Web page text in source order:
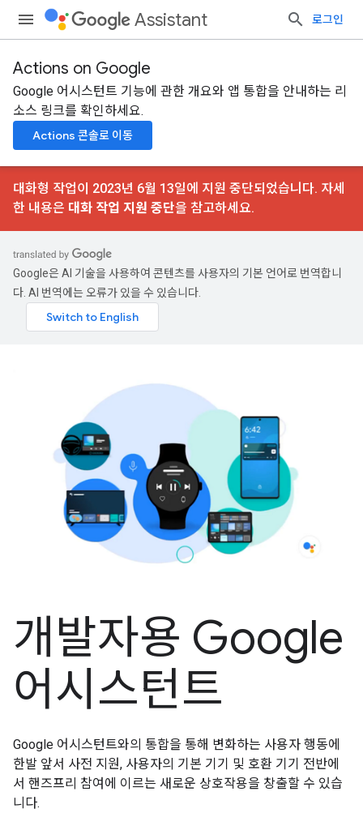
Assistant 로그인
Actions on Google
Google 어시스턴트 기능에 관한 개요와 앱 통합을 안내하는 리
소스 링크를 확인하세요.
Actions 콘솔로 이동
대화형 작업이 2023년 6월 13일에 지원 중단되었습니다. 자세
한 내용은 대화 작업 지원 중단을 참고하세요.
Google은 AI 기술을 사용하여 콘텐츠를 사용자의 기본 언어로 번역합니
다. AI 번역에는 오류가 있을 수 있습니다.
개발자용 Google
어시스턴트
Google 어시스턴트와의 통합을 통해 변화하는 사용자 행동에
한발 앞서 사전 지원, 사용자의 기본 기기 및 호환 기기 전반에
서 핸즈프리 참여에 이르는 새로운 상호작용을 창출할 수 있습
니다.